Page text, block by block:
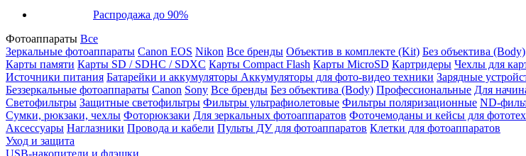
Распродажа до 90%
Фотоаппараты Все
Зеркальные фотоаппараты Canon EOS Nikon Все бренды Объектив в комплекте (Kit) Без объектива (Body)
Карты памяти Карты SD / SDHC / SDXC Карты Compact Flash Карты MicroSD Картридеры Чехлы для
Источники питания Батарейки и аккумуляторы Аккумуляторы для фото-видео техники Зарядные
Беззеркальные фотоаппараты Canon Sony Все бренды Без объектива (Body) Профессиональные Для
Светофильтры Защитные светофильтры Фильтры ультрафиолетовые Фильтры поляризационные ND-
Сумки, рюкзаки, чехлы Фоторюкзаки Для зеркальных фотоаппаратов Фоточемоданы и кейсы для
Аксессуары Наглазники Провода и кабели Пульты ДУ для фотоаппаратов Клетки для фотоаппаратов
Уход и защита
USB-накопители и флэшки